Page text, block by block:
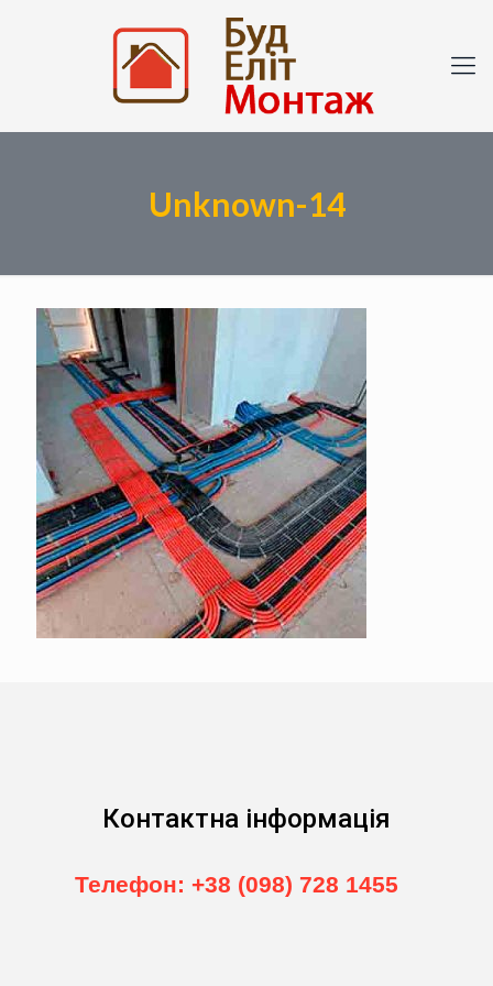
Unknown-14
Контактна інформація
Телефон: +38 (098) 728 1455